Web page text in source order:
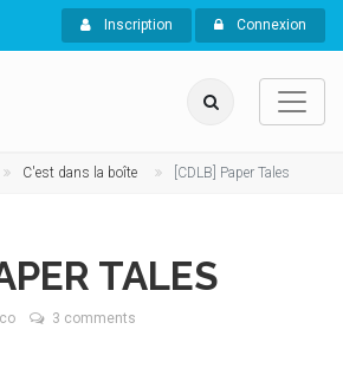
Inscription Connexion
C'est dans la boîte [CDLB] Paper Tales
TALES
3 comments